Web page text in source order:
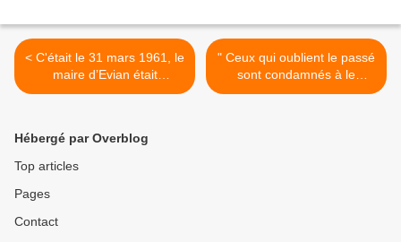
< C'était le 31 mars 1961, le
maire d’Evian était
assassiné par l’OAS ***
Camille Blanc
" Ceux qui oublient le passé
sont condamnés à le
revivre " >
Hébergé par Overblog
Top articles
Pages
Contact